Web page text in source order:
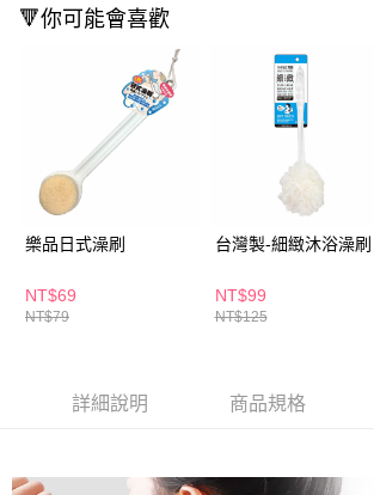
２．訂單成立數日內，您將收到繳費通知簡訊。
３．收到繳費通知簡訊後14天內，點擊此簡訊中的連
ATM／網路銀行／等多元方式進行付款，方視為交易完
※ 請注意：結帳手續完成當下不需立刻繳費，但若您
購買商品的店家。未經商家同意取消之訂單仍視為有
後付繳納相關費用。
※ 交易是否成功請以「AFTEE先享後付 」之結帳頁
是否繳費成功／繳費後需取消欲退款等相關疑問，請
客戶支援中心」
https://netprotections.freshdesk.com/
１．透過由恩沛科技股份有限公司提供之「AFTEE先
權轉讓予恩沛科技股份有限公司。
２．關於個人資料處理事宜，請瀏覽以下網址：
５．嚴禁一人註冊多個帳號或使用他人資訊註冊。若發
🔻你可能會喜歡
樂品日式澡刷
NT$69
NT$79
台灣製-細緻沐浴澡刷
NT$99
NT$125
詳細說明 商品規格